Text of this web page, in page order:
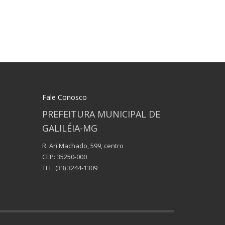
Fale Conosco
PREFEITURA MUNICIPAL DE
GALILÉIA-MG
R. Ari Machado, 599, centro
CEP: 35250-000
TEL. (33) 3244-1309